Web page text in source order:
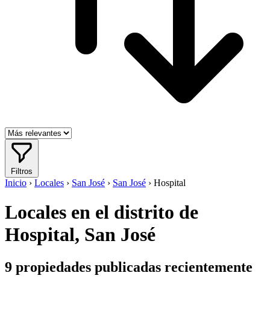
Filtros
Inicio › Locales › San José › San José › Hospital
Locales en el distrito de
Hospital, San José
9 propiedades publicadas recientemente